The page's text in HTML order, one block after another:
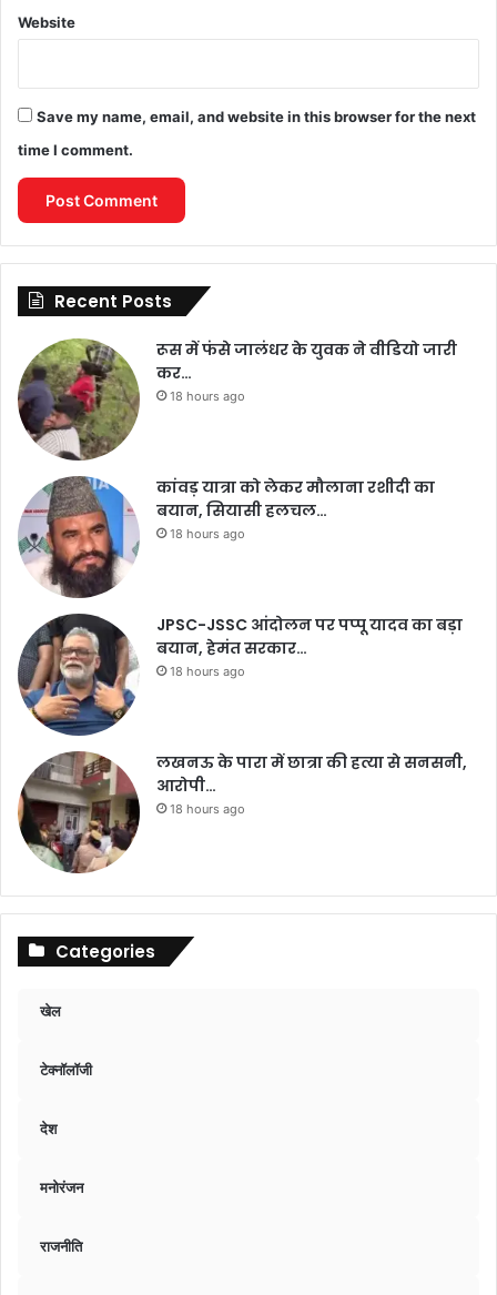
Website
Save my name, email, and website in this browser for the next
time I comment.
Recent Posts
रूस में फंसे जालंधर के युवक ने वीडियो जारी
कर…
18 hours ago
कांवड़ यात्रा को लेकर मौलाना रशीदी का
बयान, सियासी हलचल…
18 hours ago
JPSC-JSSC आंदोलन पर पप्पू यादव का बड़ा
बयान, हेमंत सरकार…
18 hours ago
लखनऊ के पारा में छात्रा की हत्या से सनसनी,
आरोपी…
18 hours ago
Categories
खेल
टेक्नॉलॉजी
देश
मनोरंजन
राजनीति